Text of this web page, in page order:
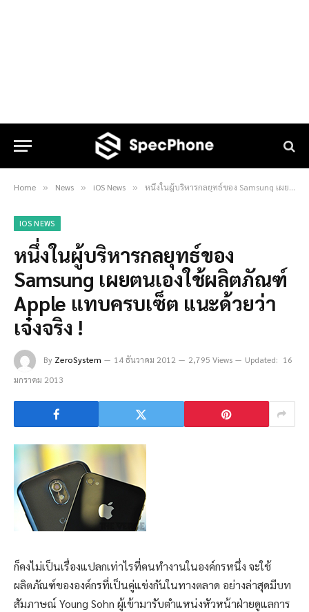
Home » News » iOS News » หนึ่งในผู้บริหารกลยุทธ์ของ Samsung เผยตนเองใช้ผลิตภัณฑ์ Apple แทบครบเซ็ต แนะด้วยว่าเจ๋งจริง !
IOS NEWS
หนึ่งในผู้บริหารกลยุทธ์ของ
Samsung เผยตนเองใช้ผลิตภัณฑ์
Apple แทบครบเซ็ต แนะด้วยว่า
เจ๋งจริง !
By ZeroSystem 14 ธันวาคม 2012 2,795 Views Updated: 16
มกราคม 2013
ก็คงไม่เป็นเรื่องแปลกเท่าไรที่คนทำงานในองค์กรหนึ่ง จะใช้
ผลิตภัณฑ์ขององค์กรที่เป็นคู่แข่งกันในทางตลาด อย่างล่าสุดมีบท
สัมภาษณ์ Young Sohn ผู้เข้ามารับตำแหน่งหัวหน้าฝ่ายดูแลการ